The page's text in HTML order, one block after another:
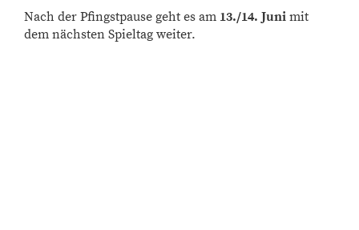
Nach der Pfingstpause geht es am 13./14. Juni mit
dem nächsten Spieltag weiter.